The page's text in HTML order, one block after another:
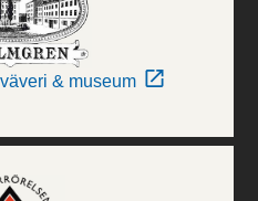
& museum